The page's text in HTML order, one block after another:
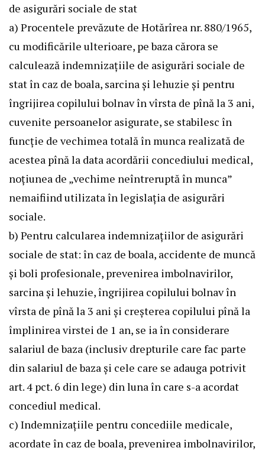
de asigurări sociale de stat
a) Procentele prevăzute de Hotărîrea nr. 880/1965,
cu modificările ulterioare, pe baza cărora se
calculează indemnizaţiile de asigurări sociale de
stat în caz de boala, sarcina şi lehuzie şi pentru
îngrijirea copilului bolnav în vîrsta de pînă la 3 ani,
cuvenite persoanelor asigurate, se stabilesc în
funcţie de vechimea totală în munca realizată de
acestea pînă la data acordării concediului medical,
noţiunea de „vechime neîntreruptă în munca”
nemaifiind utilizata în legislaţia de asigurări
sociale.
b) Pentru calcularea indemnizaţiilor de asigurări
sociale de stat: în caz de boala, accidente de muncă
şi boli profesionale, prevenirea imbolnavirilor,
sarcina şi lehuzie, îngrijirea copilului bolnav în
vîrsta de pînă la 3 ani şi creşterea copilului pînă la
împlinirea virstei de 1 an, se ia în considerare
salariul de baza (inclusiv drepturile care fac parte
din salariul de baza şi cele care se adauga potrivit
art. 4 pct. 6 din lege) din luna în care s-a acordat
concediul medical.
c) Indemnizaţiile pentru concediile medicale,
acordate în caz de boala, prevenirea imbolnavirilor,